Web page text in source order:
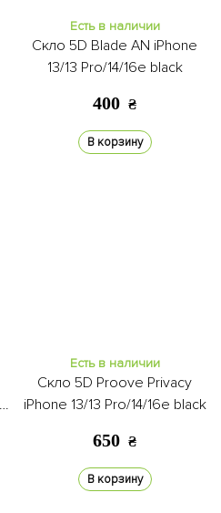
Есть в наличии
Скло 5D Blade AN iPhone
13/13 Pro/14/16e black
400 ₴
В корзину
Есть в наличии
Скло 5D Proove Privacy
iPhone 13/13 Pro/14/16e black
650 ₴
В корзину